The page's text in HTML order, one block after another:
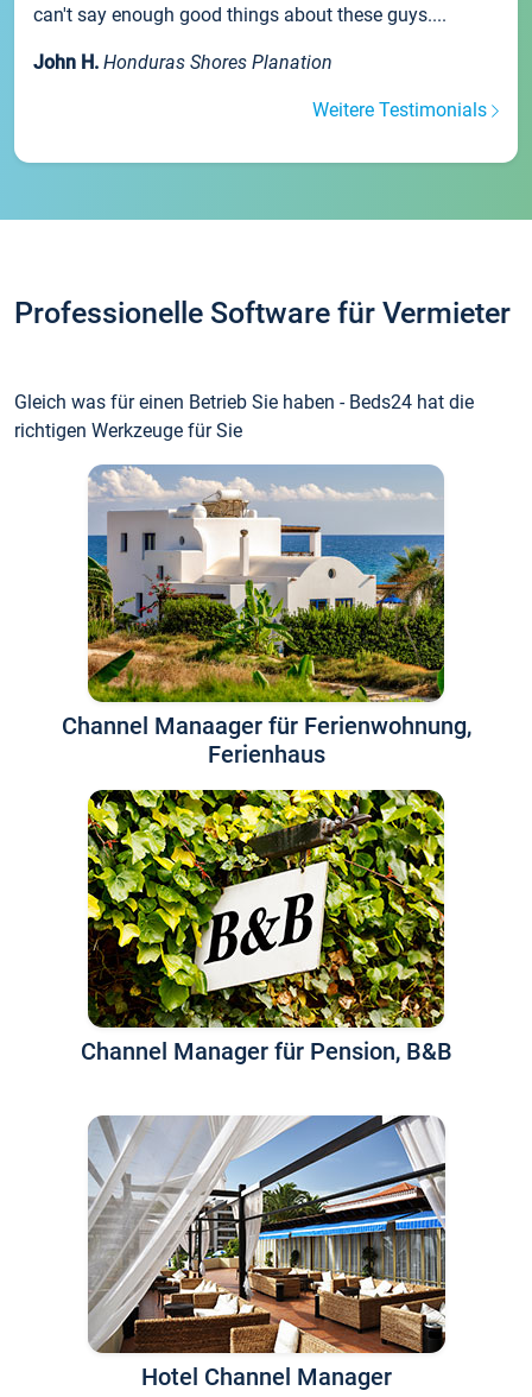
can't say enough good things about these guys....
John H. Honduras Shores Planation
Weitere Testimonials
Professionelle Software für Vermieter
Gleich was für einen Betrieb Sie haben - Beds24 hat die
richtigen Werkzeuge für Sie
Channel Manaager für Ferienwohnung,
Ferienhaus
Channel Manager für Pension, B&B
Hotel Channel Manager